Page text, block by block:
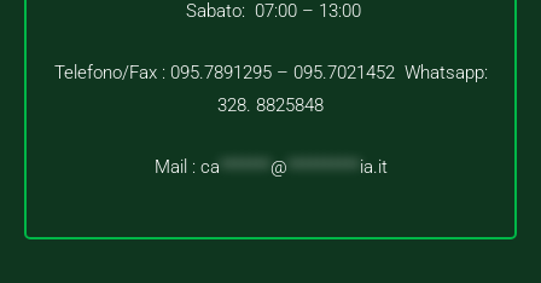
Sabato: 07:00 – 13:00
Telefono/Fax : 095.7891295 – 095.7021452 Whatsapp:
328. 8825848
Mail : ca @ ia.it